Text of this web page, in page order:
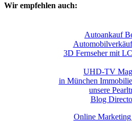
Wir empfehlen auch:
Autoankauf
3D Fernseher mit
UHD-TV
in München
unsere
Blog
Online Marketing